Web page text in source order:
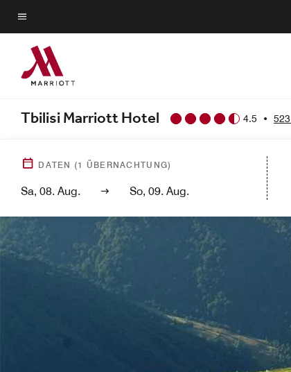
Skip
to
main
content
Menütext
Tbilisi Marriott Hotel 4.5 •
DATEN (1 ÜBERNACHTUNG)
Sa, 08. Aug. So, 09. Aug.